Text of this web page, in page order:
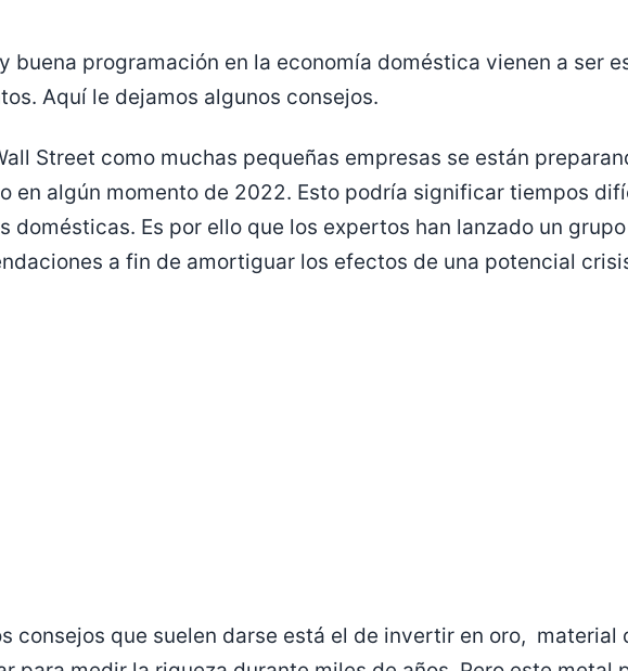
buena programación en la economía doméstica vienen a ser
Aquí le dejamos algunos consejos.
Street como muchas pequeñas empresas se están
en algún momento de 2022. Esto podría significar tiempos
domésticas. Es por ello que los expertos han lanzado un
a fin de amortiguar los efectos de una potencial
consejos que suelen darse está el de invertir en oro, material